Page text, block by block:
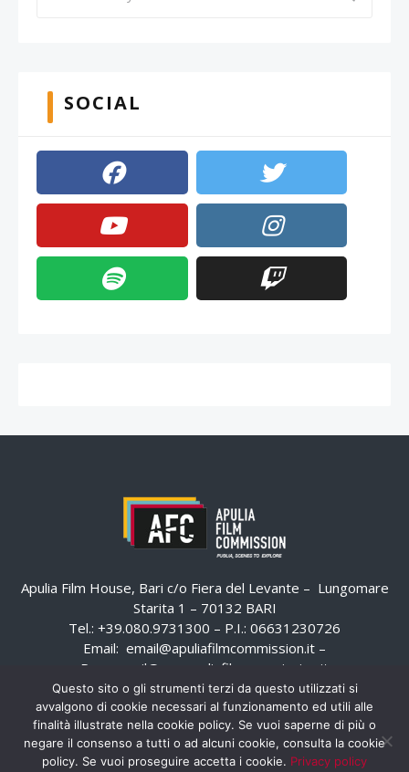
SOCIAL
Apulia Film House, Bari c/o Fiera del Levante – Lungomare
Starita 1 – 70132 BARI
Tel.: +39.080.9731300 – P.I.: 06631230726
Email: email@apuliafilmcommission.it –
Pec:
email@pec.apuliafilmcommission.it
Questo sito o gli strumenti terzi da questo utilizzati si
avvalgono di cookie necessari al funzionamento ed utili alle
finalità illustrate nella cookie policy. Se vuoi saperne di più o
negare il consenso a tutti o ad alcuni cookie, consulta la cookie
policy. Se vuoi proseguire accetta i cookie. Privacy policy